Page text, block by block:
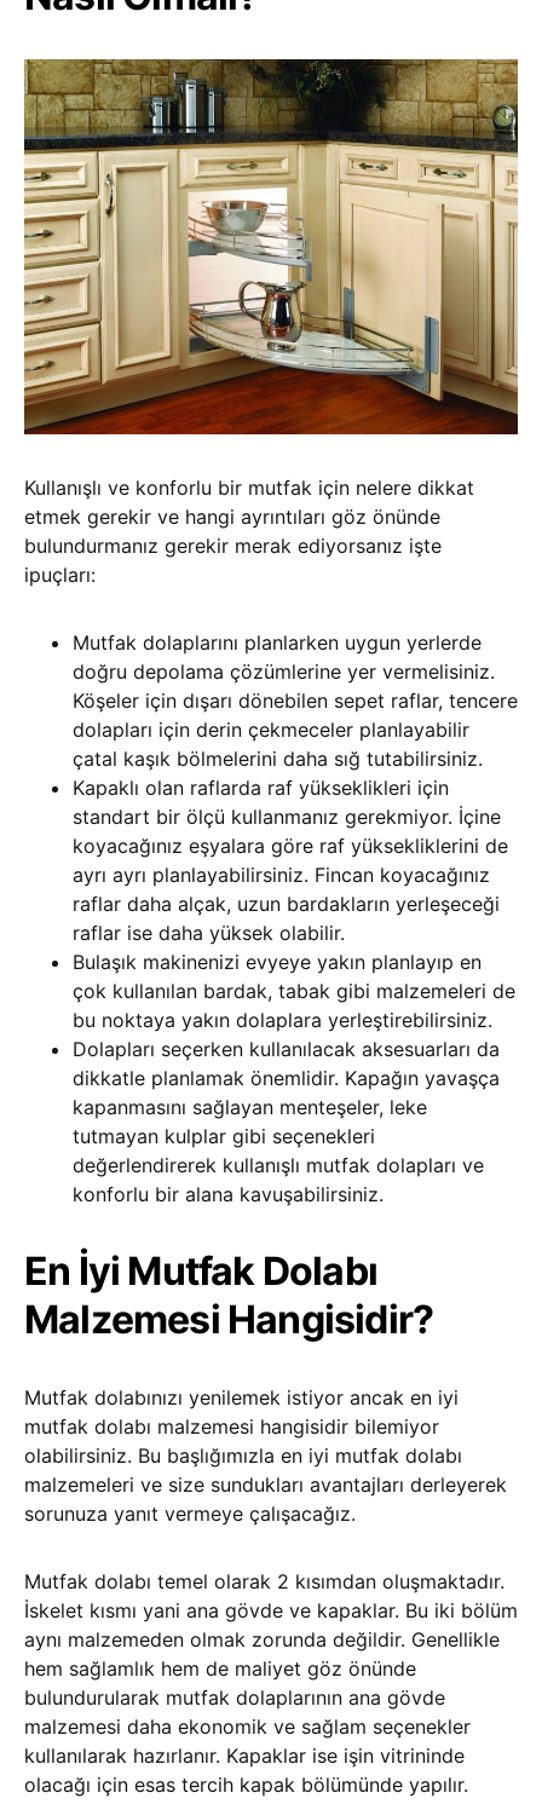
Kullanışlı ve konforlu bir mutfak için nelere dikkat
etmek gerekir ve hangi ayrıntıları göz önünde
bulundurmanız gerekir merak ediyorsanız işte
ipuçları:
Mutfak dolaplarını planlarken uygun yerlerde
doğru depolama çözümlerine yer vermelisiniz.
Köşeler için dışarı dönebilen sepet raflar, tencere
dolapları için derin çekmeceler planlayabilir
çatal kaşık bölmelerini daha sığ tutabilirsiniz.
Kapaklı olan raflarda raf yükseklikleri için
standart bir ölçü kullanmanız gerekmiyor. İçine
koyacağınız eşyalara göre raf yüksekliklerini de
ayrı ayrı planlayabilirsiniz. Fincan koyacağınız
raflar daha alçak, uzun bardakların yerleşeceği
raflar ise daha yüksek olabilir.
Bulaşık makinenizi evyeye yakın planlayıp en
çok kullanılan bardak, tabak gibi malzemeleri de
bu noktaya yakın dolaplara yerleştirebilirsiniz.
Dolapları seçerken kullanılacak aksesuarları da
dikkatle planlamak önemlidir. Kapağın yavaşça
kapanmasını sağlayan menteşeler, leke
tutmayan kulplar gibi seçenekleri
değerlendirerek kullanışlı mutfak dolapları ve
konforlu bir alana kavuşabilirsiniz.
En İyi Mutfak Dolabı
Malzemesi Hangisidir?
Mutfak dolabınızı yenilemek istiyor ancak en iyi
mutfak dolabı malzemesi hangisidir bilemiyor
olabilirsiniz. Bu başlığımızla en iyi mutfak dolabı
malzemeleri ve size sundukları avantajları derleyerek
sorunuza yanıt vermeye çalışacağız.
Mutfak dolabı temel olarak 2 kısımdan oluşmaktadır.
İskelet kısmı yani ana gövde ve kapaklar. Bu iki bölüm
aynı malzemeden olmak zorunda değildir. Genellikle
hem sağlamlık hem de maliyet göz önünde
bulundurularak mutfak dolaplarının ana gövde
malzemesi daha ekonomik ve sağlam seçenekler
kullanılarak hazırlanır. Kapaklar ise işin vitrininde
olacağı için esas tercih kapak bölümünde yapılır.